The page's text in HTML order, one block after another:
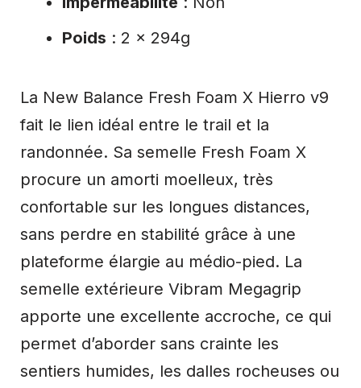
Poids : 2 x 294g
La New Balance Fresh Foam X Hierro v9
fait le lien idéal entre le trail et la
randonnée. Sa semelle Fresh Foam X
procure un amorti moelleux, très
confortable sur les longues distances,
sans perdre en stabilité grâce à une
plateforme élargie au médio-pied. La
semelle extérieure Vibram Megagrip
apporte une excellente accroche, ce qui
permet d’aborder sans crainte les
sentiers humides, les dalles rocheuses ou